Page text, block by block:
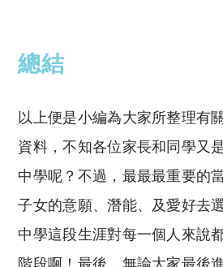
總結
以上便是小編為大家所整理有
資料，不知各位家長和同學又
中學呢？不過，最最最重要的
子女的意願、潛能、及愛好去
中學這段生涯對每一個人來說